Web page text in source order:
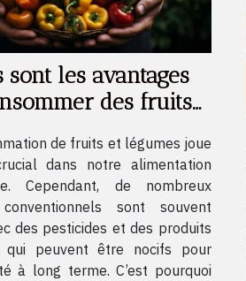
les avantages
des fruits
de fruits et légumes joue
dans notre alimentation
Cependant, de nombreux
sont souvent
des pesticides et des produits
qui peuvent être nocifs pour
à long terme. C’est pourquoi